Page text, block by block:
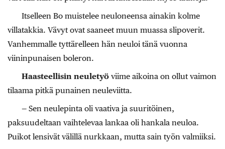
Itselleen Bo muistelee neuloneensa ainakin kolme
villatakkia. Vävyt ovat saaneet muun muassa slipoverit.
Vanhemmalle tyttärelleen hän neuloi tänä vuonna
viininpunaisen boleron.
Haasteellisin neuletyö viime aikoina on ollut vaimon
tilaama pitkä punainen neuleviitta.
— Sen neulepinta oli vaativa ja suuritöinen,
paksuudeltaan vaihtelevaa lankaa oli hankala neuloa.
Puikot lensivät välillä nurkkaan, mutta sain työn valmiiksi.